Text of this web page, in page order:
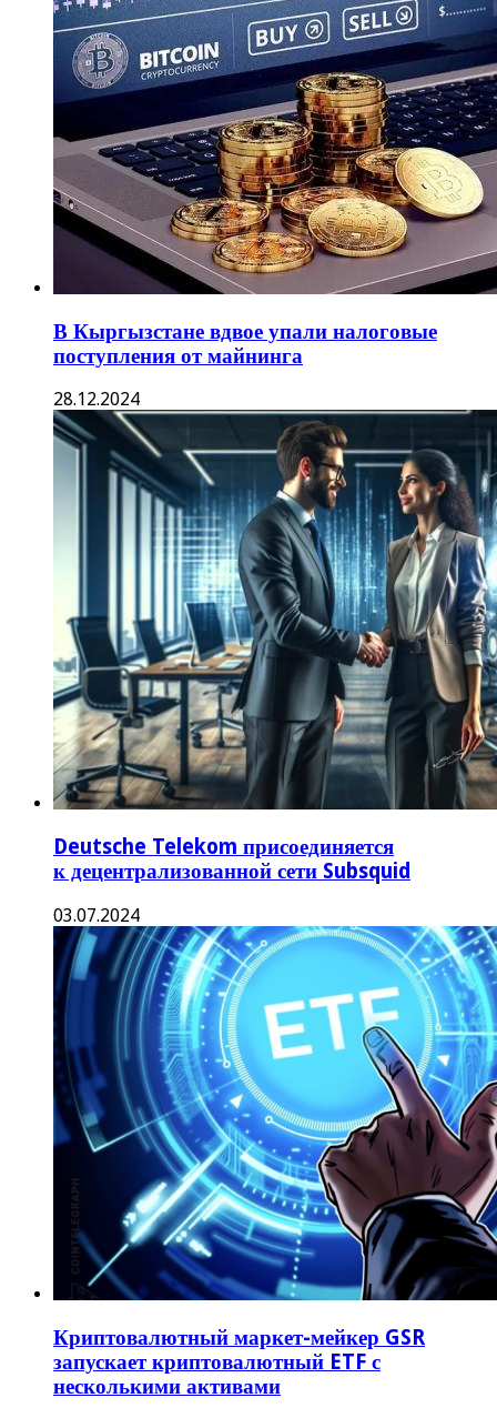
В Кыргызстане вдвое упали налоговые
поступления от майнинга
28.12.2024
Deutsche Telekom присоединяется
к децентрализованной сети Subsquid
03.07.2024
Криптовалютный маркет-мейкер GSR
запускает криптовалютный ETF с
несколькими активами